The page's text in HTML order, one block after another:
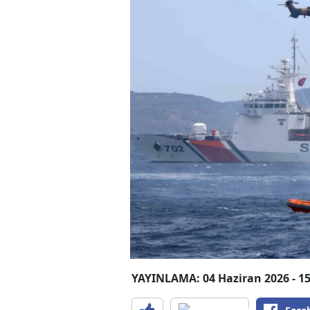
YAYINLAMA: 04 Haziran 2026 -